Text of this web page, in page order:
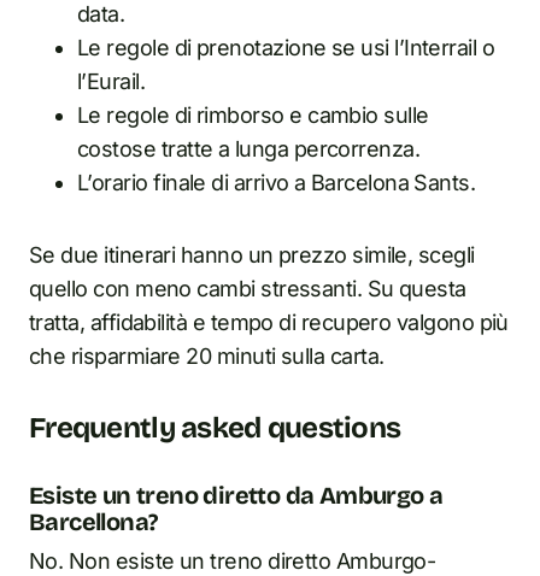
data.
Le regole di prenotazione se usi l’Interrail o
l’Eurail.
Le regole di rimborso e cambio sulle
costose tratte a lunga percorrenza.
L’orario finale di arrivo a Barcelona Sants.
Se due itinerari hanno un prezzo simile, scegli
quello con meno cambi stressanti. Su questa
tratta, affidabilità e tempo di recupero valgono più
che risparmiare 20 minuti sulla carta.
Frequently asked questions
Esiste un treno diretto da Amburgo a
Barcellona?
No. Non esiste un treno diretto Amburgo-